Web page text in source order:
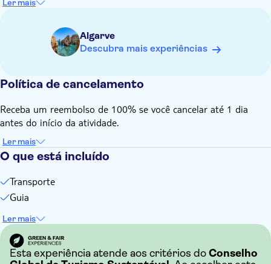
Ler mais
Algarve
Descubra mais experiências
Política de cancelamento
Receba um reembolso de 100% se você cancelar até 1 dia
antes do início da atividade.
Ler mais
O que está incluído
Transporte
Guia
Ler mais
Esta experiência atende aos critérios do Conselho